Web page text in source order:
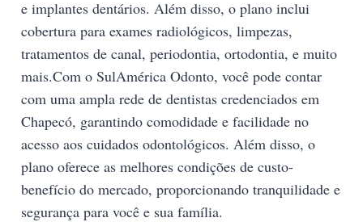
e implantes dentários. Além disso, o plano inclui
cobertura para exames radiológicos, limpezas,
tratamentos de canal, periodontia, ortodontia, e muito
mais.Com o SulAmérica Odonto, você pode contar
com uma ampla rede de dentistas credenciados em
Chapecó, garantindo comodidade e facilidade no
acesso aos cuidados odontológicos. Além disso, o
plano oferece as melhores condições de custo-
benefício do mercado, proporcionando tranquilidade e
segurança para você e sua família.